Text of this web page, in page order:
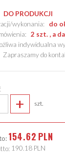
DO PRODUKCJI
wykonania: do
2 szt. , a
indywidualna
Zapraszamy do
+ szt.
154.62 PLN
190.18 PLN